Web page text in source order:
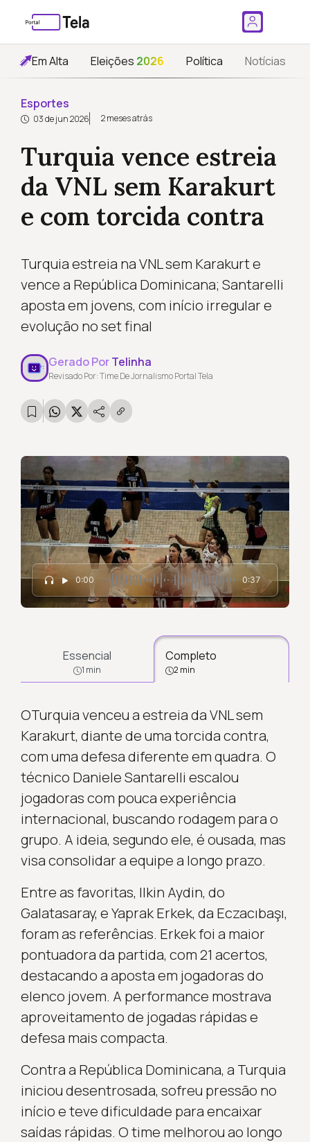
Em Alta Eleições 2026 Política Notícias
Esportes
03 de jun 2026 2 meses atrás
Turquia vence estreia
da VNL sem Karakurt
e com torcida contra
Turquia estreia na VNL sem Karakurt e
vence a República Dominicana; Santarelli
aposta em jovens, com início irregular e
evolução no set final
Gerado PorTelinha
Revisado Por: Time De Jornalismo Portal Tela
0:00 0:37
Essencial
1 min
Completo
2 min
OTurquia venceu a estreia da VNL sem
Karakurt, diante de uma torcida contra,
com uma defesa diferente em quadra. O
técnico Daniele Santarelli escalou
jogadoras com pouca experiência
internacional, buscando rodagem para o
grupo. A ideia, segundo ele, é ousada, mas
visa consolidar a equipe a longo prazo.
Entre as favoritas, Ilkin Aydin, do
Galatasaray, e Yaprak Erkek, da Eczacıbaşı,
foram as referências. Erkek foi a maior
pontuadora da partida, com 21 acertos,
destacando a aposta em jogadoras do
elenco jovem. A performance mostrava
aproveitamento de jogadas rápidas e
defesa mais compacta.
Contra a República Dominicana, a Turquia
iniciou desentrosada, sofreu pressão no
início e teve dificuldade para encaixar
saídas rápidas. O time melhorou ao longo